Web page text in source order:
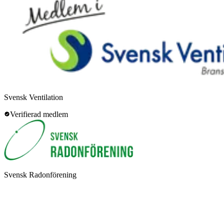
Svensk Ventilation
Verifierad medlem
Svensk Radonförening